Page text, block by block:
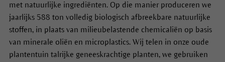
met natuurlijke ingrediënten. Op die manier produceren we
jaarlijks 588 ton volledig biologisch afbreekbare natuurlijke
stoffen, in plaats van milieubelastende chemicaliën op basis
van minerale oliën en microplastics. Wij telen in onze oude
plantentuin talrijke geneeskrachtige planten, we gebruiken